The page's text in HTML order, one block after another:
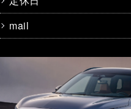
mail